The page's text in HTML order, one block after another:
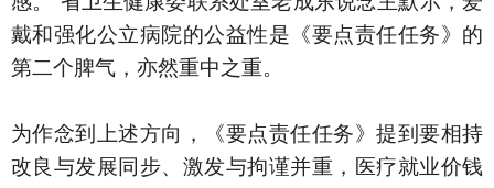
戴和强化公立病院的公益性是《要点责任任务》的
第二个脾气，亦然重中之重。
为作念到上述方向，《要点责任任务》提到要相持
改良与发展同步、激发与拘谨并重，医疗就业价钱